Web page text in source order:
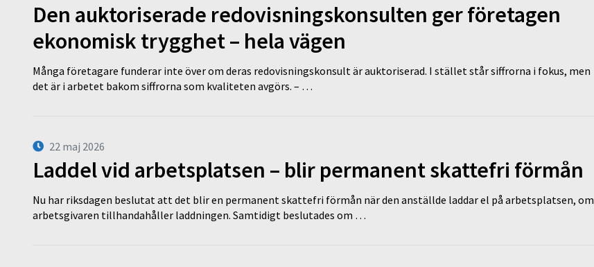
Den auktoriserade redovisningskonsulten ger företagen
ekonomisk trygghet – hela vägen
Många företagare funderar inte över om deras redovisningskonsult är auktoriserad. I stället står siffrorna i fokus, men
det är i arbetet bakom siffrorna som kvaliteten avgörs. – …
22 maj 2026
Laddel vid arbetsplatsen – blir permanent skattefri förmån
Nu har riksdagen beslutat att det blir en permanent skattefri förmån när den anställde laddar el på arbetsplatsen, om
arbetsgivaren tillhandahåller laddningen. Samtidigt beslutades om …